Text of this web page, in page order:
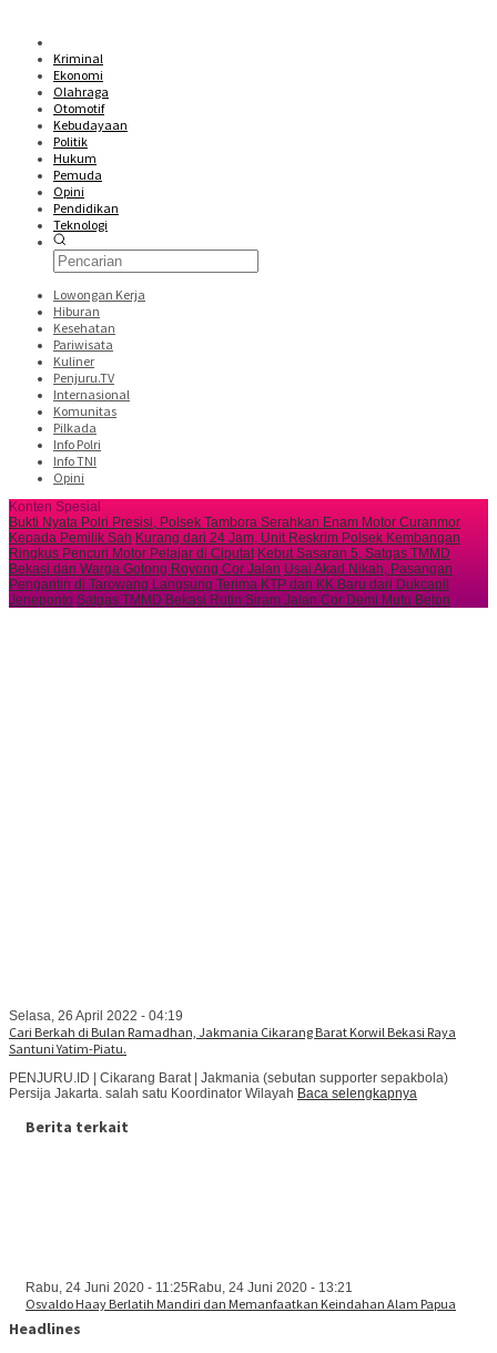
Kriminal
Ekonomi
Olahraga
Otomotif
Kebudayaan
Politik
Hukum
Pemuda
Opini
Pendidikan
Teknologi
Lowongan Kerja
Hiburan
Kesehatan
Pariwisata
Kuliner
Penjuru.TV
Internasional
Komunitas
Pilkada
Info Polri
Info TNI
Opini
Konten Spesial
Bukti Nyata Polri Presisi, Polsek Tambora Serahkan Enam Motor Curanmor
Kepada Pemilik Sah Kurang dari 24 Jam, Unit Reskrim Polsek Kembangan
Ringkus Pencuri Motor Pelajar di Ciputat Kebut Sasaran 5, Satgas TMMD
Bekasi dan Warga Gotong Royong Cor Jalan Usai Akad Nikah, Pasangan
Pengantin di Tarowang Langsung Terima KTP dan KK Baru dari Dukcapil
Jeneponto Satgas TMMD Bekasi Rutin Siram Jalan Cor Demi Mutu Beton
Selasa, 26 April 2022 - 04:19
Cari Berkah di Bulan Ramadhan, Jakmania Cikarang Barat Korwil Bekasi Raya
Santuni Yatim-Piatu.
PENJURU.ID | Cikarang Barat | Jakmania (sebutan supporter sepakbola)
Persija Jakarta. salah satu Koordinator Wilayah Baca selengkapnya
Berita terkait
Rabu, 24 Juni 2020 - 11:25 Rabu, 24 Juni 2020 - 13:21
Osvaldo Haay Berlatih Mandiri dan Memanfaatkan Keindahan Alam Papua
Headlines